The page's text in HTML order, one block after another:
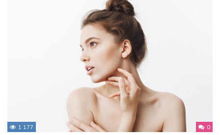
1 177 0